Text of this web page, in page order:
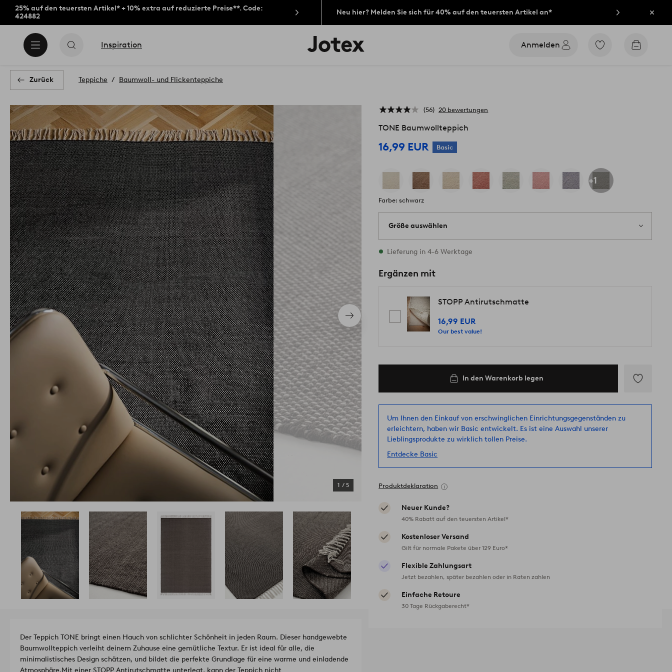
25% auf den teuersten Artikel* + 10% extra auf reduzierte Preise**. Code:
424882
Neu hier? Melden Sie sich für 40% auf den teuersten Artikel an*
Inspiration
Jotex-
Logo
Anmelden
Zu
Zum
Zurück Teppiche Baumwoll- und Flickenteppiche
Nächstes
Produkt
1 / 5
56 20 bewertungen
TONE Baumwollteppich
16,99 EUR Basic
+1
Farbe: schwarz
Größe auswählen
Alle Größen vorrätig
Lieferung in 4-6 Werktage
Ergänzen mit
STOPP Antirutschmatte
16,99 EUR
Our best value!
In den Warenkorb legen
Favoriten
hinzufügen
Um Ihnen den Einkauf von erschwinglichen Einrichtungsgegenständen zu
erleichtern, haben wir Basic entwickelt. Es ist eine Auswahl unserer
Lieblingsprodukte zu wirklich tollen Preise.
Entdecke Basic
Produktdeklaration
Neuer Kunde?
40% Rabatt auf den teuersten Artikel*
Kostenloser Versand
Gilt für normale Pakete über 129 Euro*
Flexible Zahlungsart
Jetzt bezahlen, später bezahlen oder in Raten zahlen
Einfache Retoure
30 Tage Rückgaberecht*
Der Teppich TONE bringt einen Hauch von schlichter Schönheit in jeden Raum. Dieser handgewebte
Baumwollteppich verleiht deinem Zuhause eine gemütliche Textur. Er ist ideal für alle, die
minimalistisches Design schätzen, und bildet die perfekte Grundlage für eine warme und einladende
Atmosphäre.Mit einer STOPP Antirutschmatte unterlegt, kann der Teppich nicht